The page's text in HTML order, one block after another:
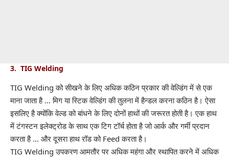
3. TIG Welding
TIG Welding को सीखने के लिए अधिक कठिन प्रकार की वेल्डिंग में से एक
माना जाता है … मिग या स्टिक वेल्डिंग की तुलना में हैन्डल करना कठिन है। ऐसा
इसलिए है क्योंकि वेल्ड को बांधने के लिए दोनों हाथों की जरूरत होती है। एक हाथ
में टंगस्टन इलेक्ट्रोड के साथ एक टिग टॉर्च होता है जो आर्क और गर्मी प्रदान
करता है … और दूसरा हाथ रॉड को Feed करता है।
TIG Welding उपकरण आमतौर पर अधिक महंगा और स्थापित करने में अधिक